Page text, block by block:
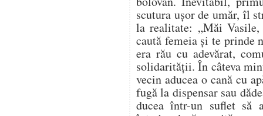
scutura ușor de umăr, îl
la realitate: „Măi
caută femeia și te prinde
era rău cu adevărat,
solidarității. În câteva
vecin aducea o cană cu
fugă la dispensar sau
ducea într-un suflet să